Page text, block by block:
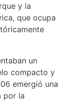
y la
que ocupa
un
compacto y
emergió una
por la